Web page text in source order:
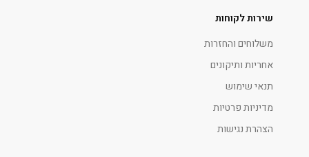
שירות לקוחות
משלוחים והחזרות
אחריות ותיקונים
תנאי שימוש
מדיניות פרטיות
הצהרת נגישות